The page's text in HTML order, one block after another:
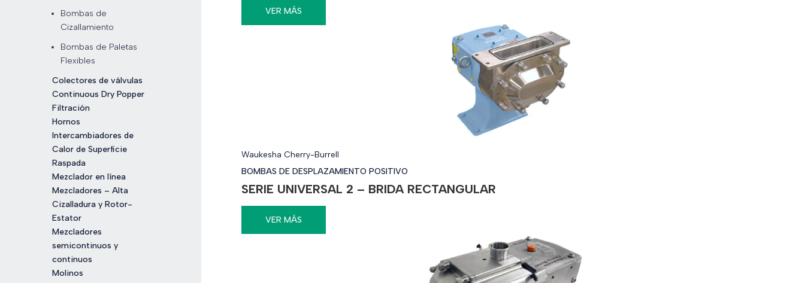
Bombas de
Cizallamiento
Bombas de Paletas
Flexibles
Colectores de válvulas
Continuous Dry Popper
Filtración
Hornos
Intercambiadores de
Calor de Superficie
Raspada
Mezclador en línea
Mezcladores – Alta
Cizalladura y Rotor-
Estator
Mezcladores
semicontinuos y
continuos
Molinos
VER MÁS
Waukesha Cherry-Burrell
BOMBAS DE DESPLAZAMIENTO POSITIVO
SERIE UNIVERSAL 2 – BRIDA RECTANGULAR
VER MÁS